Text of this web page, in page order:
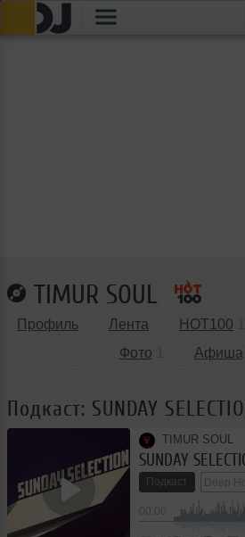
TIMUR SOUL
Профиль Лента HOT100
Фото
Афиша
Подкаст: SUNDAY
TIMUR SOUL
SUNDAY
Подкаст Deep